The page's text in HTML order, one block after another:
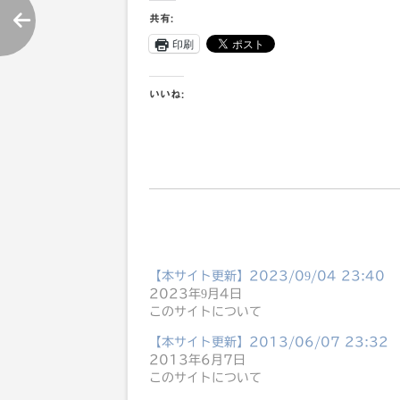
共有:
印刷
いいね:
【本サイト更新】2023/09/04 23:40
2023年9月4日
このサイトについて
【本サイト更新】2013/06/07 23:32
2013年6月7日
このサイトについて